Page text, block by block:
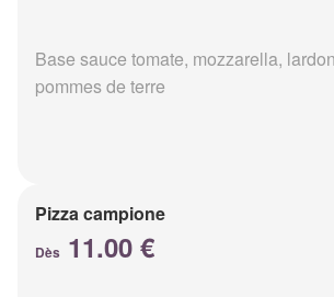
Base sauce tomate, mozzarella,
pommes de terre
Pizza campione
Dès 11.00 €